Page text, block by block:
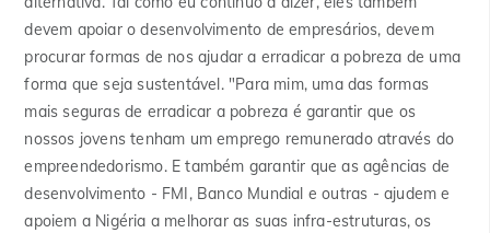
devem apoiar o desenvolvimento de empresários, devem
procurar formas de nos ajudar a erradicar a pobreza de uma
forma que seja sustentável. "Para mim, uma das formas
mais seguras de erradicar a pobreza é garantir que os
nossos jovens tenham um emprego remunerado através do
empreendedorismo. E também garantir que as agências de
desenvolvimento - FMI, Banco Mundial e outras - ajudem e
apoiem a Nigéria a melhorar as suas infra-estruturas, os